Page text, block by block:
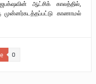
ஆட்சிக் காலத்தில்
முன்னர்கடத்தப்பட்டு காணாமல்
0